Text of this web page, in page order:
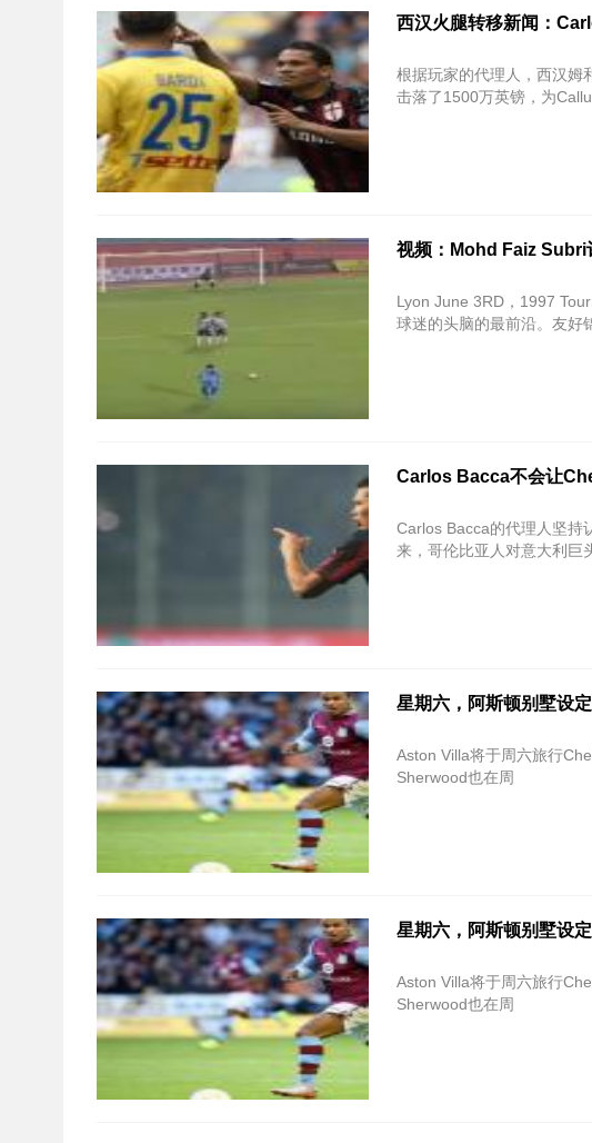
西汉火腿转移新闻：
根据玩家的代理人，西汉姆
击落了1500万英镑，为
视频：Mohd Faiz
Lyon June 3RD，1997
球迷的头脑的最前沿。友好
Carlos Bacca不会让
Carlos Bacca的代理人坚持
来，哥伦比亚人对意大利巨
星期六，阿斯顿别墅设
Aston Villa将于周六旅行
Sherwood也在周
星期六，阿斯顿别墅设
Aston Villa将于周六旅行
Sherwood也在周